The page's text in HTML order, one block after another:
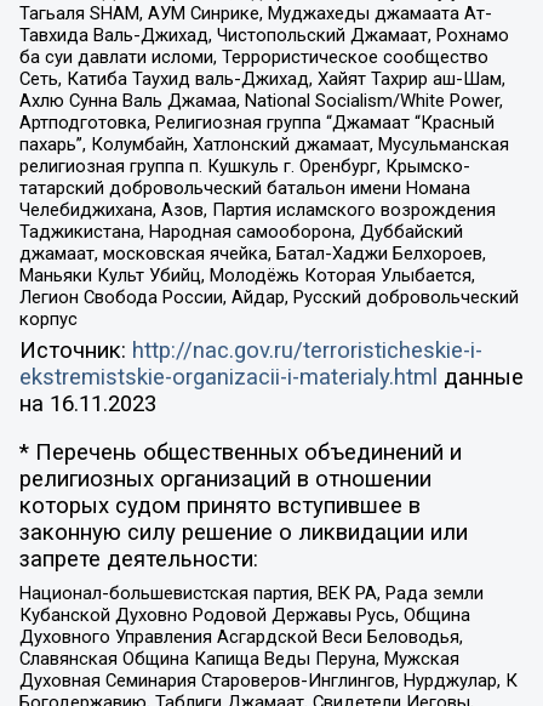
Тагьаля SHAM, АУМ Синрике, Муджахеды джамаата Ат-
Тавхида Валь-Джихад, Чистопольский Джамаат, Рохнамо
ба суи давлати исломи, Террористическое сообщество
Сеть, Катиба Таухид валь-Джихад, Хайят Тахрир аш-Шам,
Ахлю Сунна Валь Джамаа, National Socialism/White Power,
Артподготовка, Религиозная группа “Джамаат “Красный
пахарь”, Колумбайн, Хатлонский джамаат, Мусульманская
религиозная группа п. Кушкуль г. Оренбург, Крымско-
татарский добровольческий батальон имени Номана
Челебиджихана, Азов, Партия исламского возрождения
Таджикистана, Народная самооборона, Дуббайский
джамаат, московская ячейка, Батал-Хаджи Белхороев,
Маньяки Культ Убийц, Молодёжь Которая Улыбается,
Легион Свобода России, Айдар, Русский добровольческий
корпус
Источник: http://nac.gov.ru/terroristicheskie-i-
ekstremistskie-organizacii-i-materialy.html данные
на 16.11.2023
* Перечень общественных объединений и
религиозных организаций в отношении
которых судом принято вступившее в
законную силу решение о ликвидации или
запрете деятельности:
Национал-большевистская партия, ВЕК РА, Рада земли
Кубанской Духовно Родовой Державы Русь, Община
Духовного Управления Асгардской Веси Беловодья,
Славянская Община Капища Веды Перуна, Мужская
Духовная Семинария Староверов-Инглингов, Нурджулар, К